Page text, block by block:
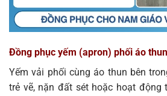
Đồng phục yếm (apron) phối áo thun
Yếm vải phối cùng áo thun bên
trẻ vẽ, nặn đất sét hoặc hoạt động